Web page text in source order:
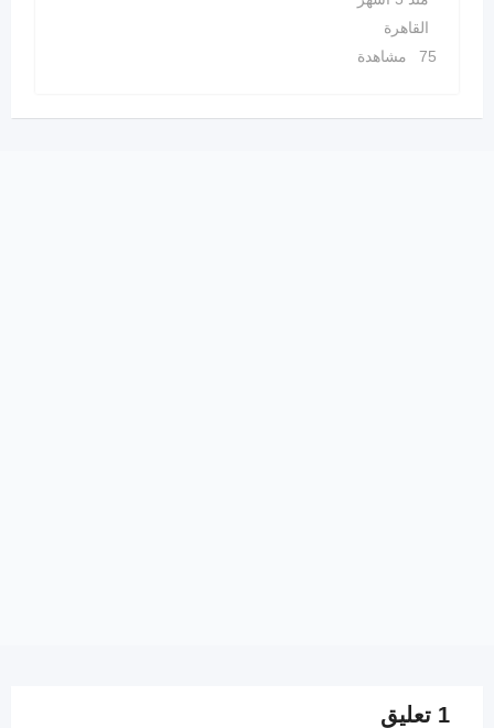
القاهرة
75 مشاهدة
1 تعليق